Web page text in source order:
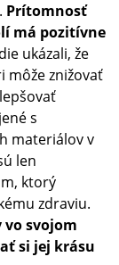
Prítomnosť
má pozitívne
ukázali, že
znižovať
s
materiálov v
len
ktorý
zdraviu.
svojom
si jej krásu